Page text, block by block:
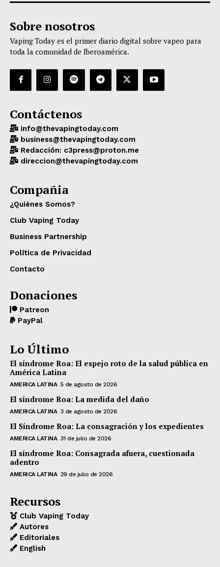
Sobre nosotros
Vaping Today es el primer diario digital sobre vapeo para
toda la comunidad de Iberoamérica.
Contáctenos
info@thevapingtoday.com
business@thevapingtoday.com
Redacción: c3press@proton.me
direccion@thevapingtoday.com
Compañia
¿Quiénes Somos?
Club Vaping Today
Business Partnership
Política de Privacidad
Contacto
Donaciones
Patreon
PayPal
Lo Último
El síndrome Roa: El espejo roto de la salud pública en
América Latina
AMERICA LATINA 5 de agosto de 2026
El síndrome Roa: La medida del daño
AMERICA LATINA 3 de agosto de 2026
El Síndrome Roa: La consagración y los expedientes
AMERICA LATINA 31 de julio de 2026
El síndrome Roa: Consagrada afuera, cuestionada
adentro
AMERICA LATINA 29 de julio de 2026
Recursos
Club Vaping Today
Autores
Editoriales
English